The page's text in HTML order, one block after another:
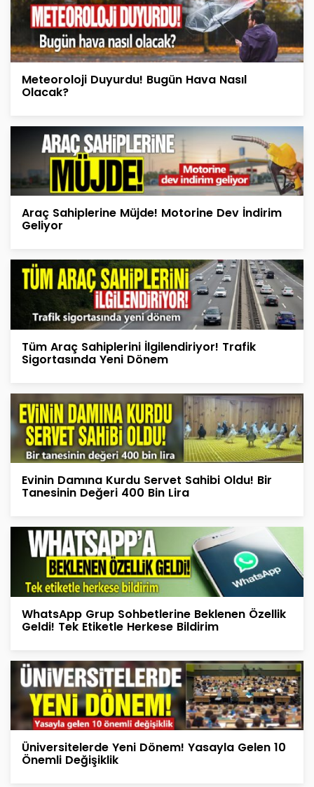
Meteoroloji Duyurdu! Bugün Hava Nasıl
Olacak?
Araç Sahiplerine Müjde! Motorine Dev İndirim
Geliyor
Tüm Araç Sahiplerini İlgilendiriyor! Trafik
Sigortasında Yeni Dönem
Evinin Damına Kurdu Servet Sahibi Oldu! Bir
Tanesinin Değeri 400 Bin Lira
WhatsApp Grup Sohbetlerine Beklenen Özellik
Geldi! Tek Etiketle Herkese Bildirim
Üniversitelerde Yeni Dönem! Yasayla Gelen 10
Önemli Değişiklik